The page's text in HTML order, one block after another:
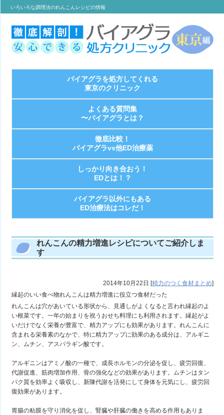
いろいろな調理法のれんこんレシピの情報
バイアグラを処方してくれる
東京のクリニック
よくある質問集
〜バイアグラとは？
徹底比較！
バイアグラvs他ED治療薬
しっかり向き合おう！
EDとは！？
バイアグラ以外にもある
ED治療法はコレだ！
れんこんの精力増進レシピについてご紹介しま
す
2014年10月22日 [精力のつく食材まとめ]
縁起のいい食べ物れんこんは精力増進に役立つ食材だった
れんこんは穴があいている形状から、見通しがよくなると言われ縁起のよ
い根菜です。一年の始まりを祝うおせち料理にも利用されます。縁起がよ
いだけでなく栄養が豊富で、精力アップにも効果があります。れんこんに
含まれる栄養素のなかで、特に精力アップに効果のある成分は、アルギニ
ン、ムチン、アスパラギン酸です。
アルギニンはアミノ酸の一種で、成長ホルモンの分泌を促し、疲労回復、
代謝促進、筋肉増加作用、骨の強化などの効果があります。ムチンはタン
パク質を効率よく吸収し、新陳代謝を活発にして身体を元気にし、疲労回
復効果があります。
胃腸の粘膜を守り消化を促し、腎臓や肝臓の働きを高める作用もありま